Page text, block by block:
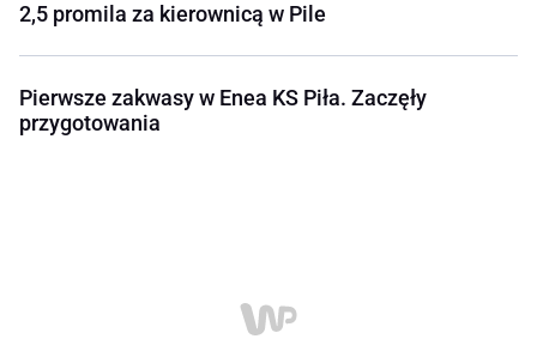
2,5 promila za kierownicą w Pile
Pierwsze zakwasy w Enea KS Piła. Zaczęły
przygotowania